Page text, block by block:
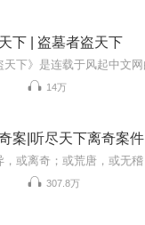
下 | 盗墓者盗天下
14万
案|听尽天下离奇案件
307.8万